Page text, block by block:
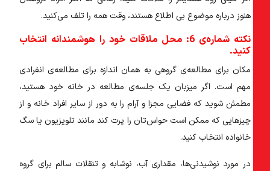
هنوز درباره موضوع بی اطلاع هستند، وقت همه را تلف می‌کنید.
نکته‌ شماره‌ی 6: محل ملاقات خود را هوشمندانه انتخاب
کنید.
مکان برای مطالعه‌ی گروهی به همان اندازه برای مطالعه‌ی انفرادی
مهم است. اگر میزبان یک جلسه‌ی مطالعه در خانه خود هستید،
مطمئن شوید که فضایی مجزا و آرام را به دور از سایر افراد خانه و از
چیزهایی که ممکن است حواس‌تان را پرت کند مانند تلویزیون یا سگ
خانواده انتخاب کنید.
در مورد نوشیدنی‌ها، مقداری آب، نوشابه و تنقلات سالم برای گروه